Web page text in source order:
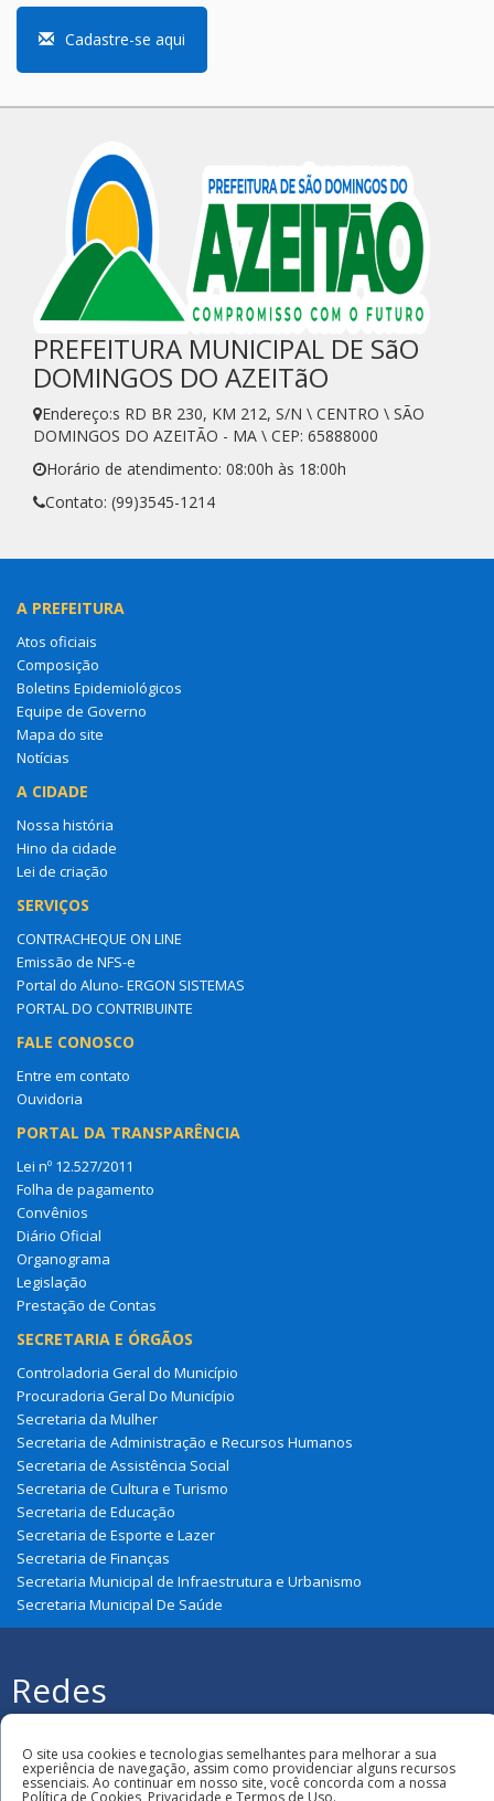
Cadastre-se aqui
PREFEITURA MUNICIPAL DE SãO
DOMINGOS DO AZEITãO
Endereço:s RD BR 230, KM 212, S/N \ CENTRO \ SÃO
DOMINGOS DO AZEITÃO - MA \ CEP: 65888000
Horário de atendimento: 08:00h às 18:00h
Contato: (99)3545-1214
A PREFEITURA
Atos oficiais
Composição
Boletins Epidemiológicos
Equipe de Governo
Mapa do site
Notícias
A CIDADE
Nossa história
Hino da cidade
Lei de criação
SERVIÇOS
CONTRACHEQUE ON LINE
Emissão de NFS-e
Portal do Aluno- ERGON SISTEMAS
PORTAL DO CONTRIBUINTE
FALE CONOSCO
Entre em contato
Ouvidoria
PORTAL DA TRANSPARÊNCIA
Lei nº 12.527/2011
Folha de pagamento
Convênios
Diário Oficial
Organograma
Legislação
Prestação de Contas
SECRETARIA E ÓRGÃOS
Controladoria Geral do Município
Procuradoria Geral Do Município
Secretaria da Mulher
Secretaria de Administração e Recursos Humanos
Secretaria de Assistência Social
Secretaria de Cultura e Turismo
Secretaria de Educação
Secretaria de Esporte e Lazer
Secretaria de Finanças
Secretaria Municipal de Infraestrutura e Urbanismo
Secretaria Municipal De Saúde
Redes
Sociais
Todos os direitos reservados à Prefeitura
O site usa cookies e tecnologias semelhantes para melhorar a sua
experiência de navegação, assim como providenciar alguns recursos
essenciais. Ao continuar em nosso site, você concorda com a nossa
Política de Cookies, Privacidade e Termos de Uso.